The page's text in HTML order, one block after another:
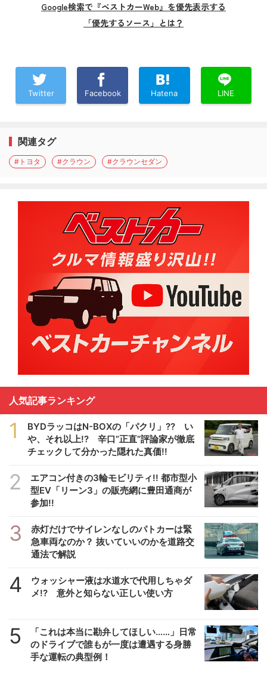
Google検索で『ベストカーWeb』を優先表示する
「優先するソース」とは？
Twitter Facebook Hatena LINE
関連タグ
#トヨタ #クラウン #クラウンセダン
人気記事ランキング
1
BYDラッコはN-BOXの「パクリ」?? い
や、それ以上!? 辛口”正直”評論家が徹底
チェックして分かった隠れた真価!!
2
エアコン付きの3輪モビリティ!! 都市型小
型EV「リーン3」の販売網に豊田通商が
参加!!
3
赤灯だけでサイレンなしのパトカーは緊
急車両なのか？ 抜いていいのかを道路交
通法で解説
4
ウォッシャー液は水道水で代用しちゃダ
メ!? 意外と知らない正しい使い方
5
「これは本当に勘弁してほしい……」日常
のドライブで誰もが一度は遭遇する身勝
手な運転の典型例！